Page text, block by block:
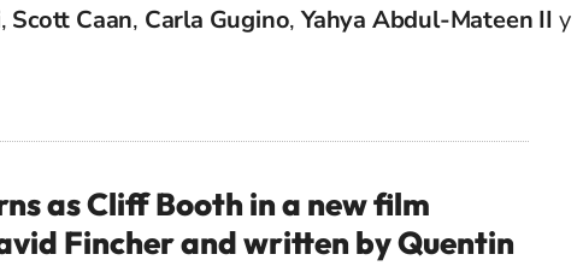
, Scott Caan, Carla Gugino,Yahya Abdul-Mateen II y
as Cliff Booth in a new film
Fincher and written by Quentin